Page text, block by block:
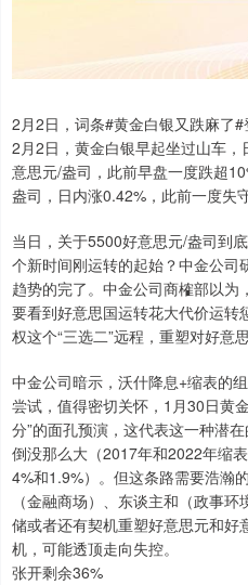
2月2日，词条#黄金白银又跌麻了#
2月2日，黄金白银早起坐过山车
意思元/盎司，此前早盘一度跌超
盎司，日内涨0.42%，此前一度失
当日，关于5500好意思元/盎司到
个新时间刚运转的起始？中金公司
趋势的完了。中金公司商榷部以
要看到好意思国运转花大代价运
权这个“三选二”远程，重塑对好意
中金公司暗示，沃什降息+缩表的
尝试，值得密切关怀，1月30日黄
分”的面孔预演，这代表这一种潜
倒没那么大（2017年和2022年缩
4%和1.9%）。但这条路需要浩瀚
（金融商场）、东谈主和（政事
储或者还有契机重塑好意思元和好
机，可能透顶走向失控。
张开剩余36%